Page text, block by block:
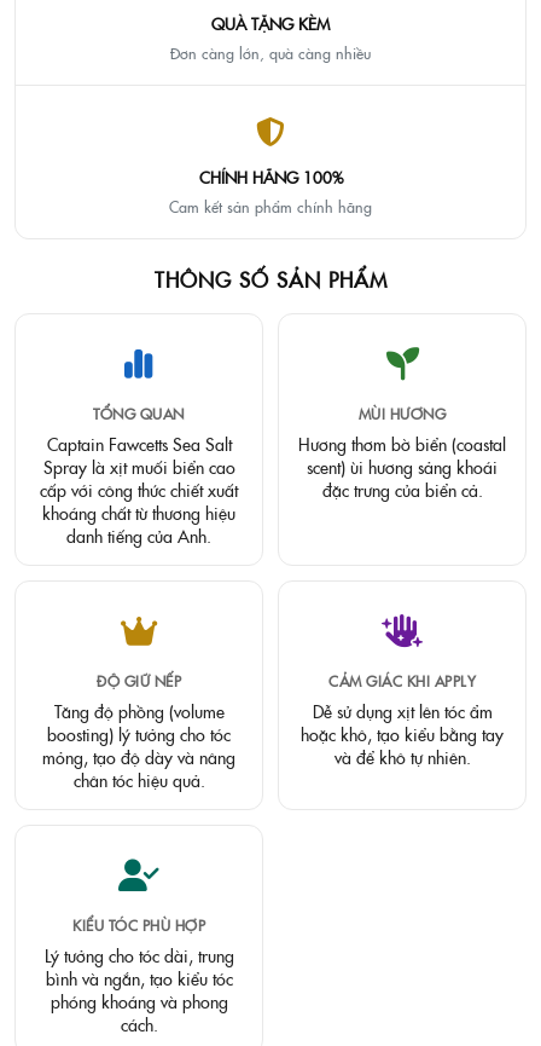
QUÀ TẶNG KÈM
Đơn càng lớn, quà càng nhiều
CHÍNH HÃNG 100%
Cam kết sản phẩm chính hãng
THÔNG SỐ SẢN PHẨM
TỔNG QUAN
Captain Fawcetts Sea Salt
Spray là xịt muối biển cao
cấp với công thức chiết xuất
khoáng chất từ thương hiệu
danh tiếng của Anh.
MÙI HƯƠNG
Hương thơm bờ biển (coastal
scent) ùi hương sảng khoái
đặc trưng của biển cả.
ĐỘ GIỮ NẾP
Tăng độ phồng (volume
boosting) lý tưởng cho tóc
mỏng, tạo độ dày và nâng
chân tóc hiệu quả.
CẢM GIÁC KHI APPLY
Dễ sử dụng xịt lên tóc ẩm
hoặc khô, tạo kiểu bằng tay
và để khô tự nhiên.
KIỂU TÓC PHÙ HỢP
Lý tưởng cho tóc dài, trung
bình và ngắn, tạo kiểu tóc
phóng khoáng và phong
cách.